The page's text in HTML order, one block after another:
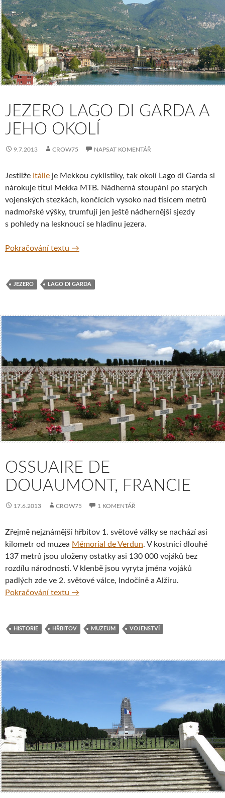
JEZERO LAGO DI GARDA A
JEHO OKOLÍ
9.7.2013 CROW75 NAPSAT KOMENTÁŘ
Jestliže Itálie je Mekkou cyklistiky, tak okolí Lago di Garda si
nárokuje titul Mekka MTB. Nádherná stoupání po starých
vojenských stezkách, končících vysoko nad tisícem metrů
nadmořské výšky, trumfují jen ještě nádhernější sjezdy
s pohledy na lesknoucí se hladinu jezera.
Pokračování textu Jezero Lago di Garda a jeho okolí
→
JEZERO LAGO DI GARDA
OSSUAIRE DE
DOUAUMONT, FRANCIE
17.6.2013 CROW75 1 KOMENTÁŘ
Zřejmě nejznámější hřbitov 1. světové války se nachází asi
kilometr od muzea Mémorial de Verdun. V kostnici dlouhé
137 metrů jsou uloženy ostatky asi 130 000 vojáků bez
rozdílu národnosti. V klenbě jsou vyryta jména vojáků
padlých zde ve 2. světové válce, Indočíně a Alžíru.
Pokračování textu Ossuaire de Douaumont, Francie
→
HISTORIE HŘBITOV MUZEUM VOJENSTVÍ